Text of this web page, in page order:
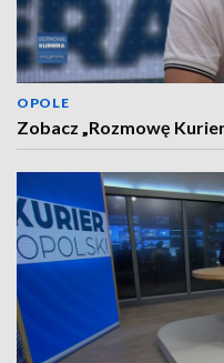
OPOLE
Zobacz „Rozmowę